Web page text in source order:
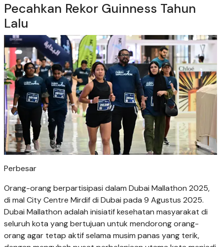
Pecahkan Rekor Guinness Tahun
Lalu
Perbesar
Orang-orang berpartisipasi dalam Dubai Mallathon 2025,
di mal City Centre Mirdif di Dubai pada 9 Agustus 2025.
Dubai Mallathon adalah inisiatif kesehatan masyarakat di
seluruh kota yang bertujuan untuk mendorong orang-
orang agar tetap aktif selama musim panas yang terik,